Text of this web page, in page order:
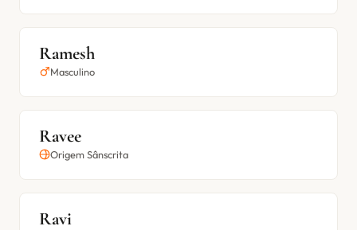
Ramesh
Masculino
Ravee
Origem Sânscrita
Ravi